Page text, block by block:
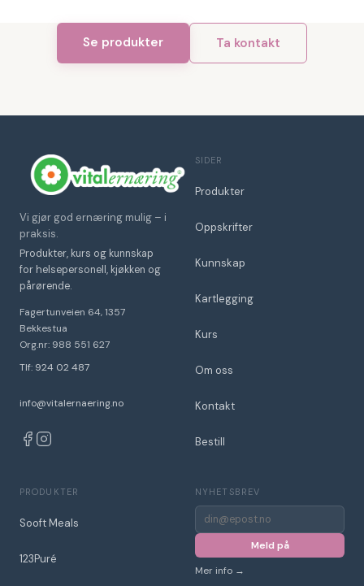
Se produkter Ta kontakt
Vi gjør god ernæring mulig – i
praksis.
Produkter, kurs og kunnskap
for helsepersonell, kjøkken og
pårørende.
Fagertunveien 64, 1357
Bekkestua
Org.nr: 988 551 627
Tlf: 924 02 487
info@vitalernaering.no
SIDER
Produkter
Oppskrifter
Kunnskap
Kartlegging
Kurs
Om oss
Kontakt
Bestill
PRODUKTER
Sooft Meals
123Puré
NYHETSBREV
E-
post
for
nyhetsbrev
Meld på
Mer info →